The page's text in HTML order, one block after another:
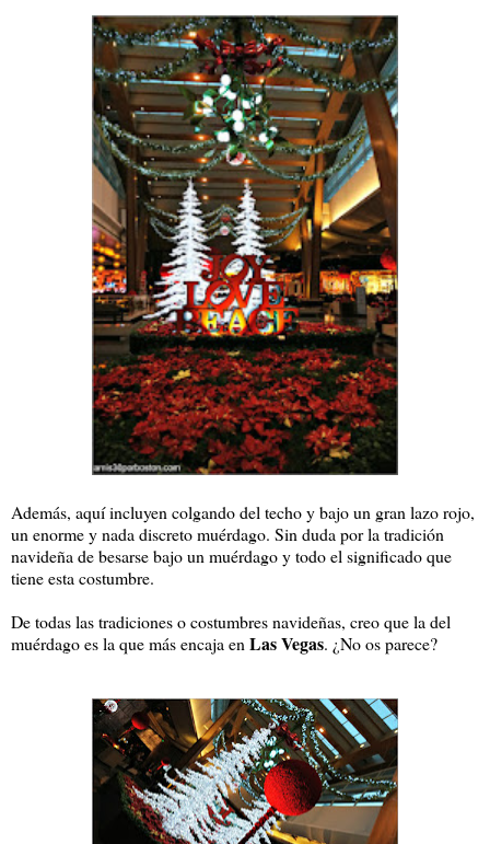
Además, aquí incluyen colgando del techo y bajo un gran lazo rojo,
un enorme y nada discreto muérdago. Sin duda por la tradición
navideña de besarse bajo un muérdago y todo el significado que
tiene esta costumbre.
De todas las tradiciones o costumbres navideñas, creo que la del
muérdago es la que más encaja en Las Vegas. ¿No os parece?